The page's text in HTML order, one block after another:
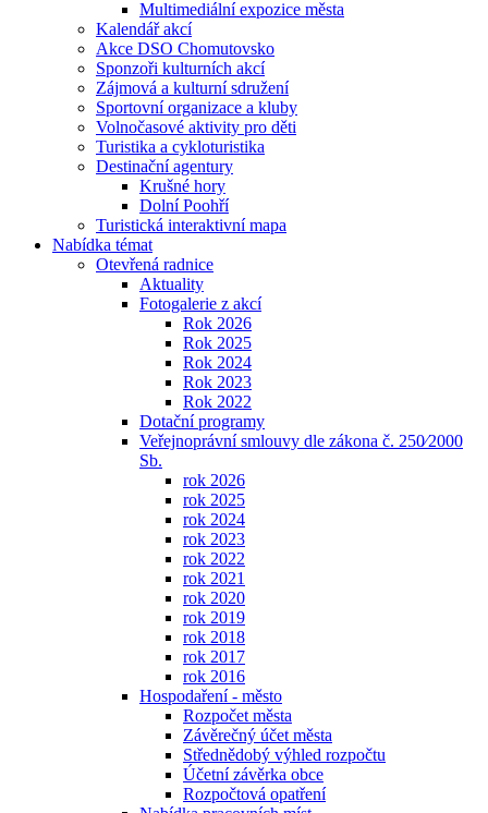
Multimediální expozice města
Kalendář akcí
Akce DSO Chomutovsko
Sponzoři kulturních akcí
Zájmová a kulturní sdružení
Sportovní organizace a kluby
Volnočasové aktivity pro děti
Turistika a cykloturistika
Destinační agentury
Krušné hory
Dolní Poohří
Turistická interaktivní mapa
Nabídka témat
Otevřená radnice
Aktuality
Fotogalerie z akcí
Rok 2026
Rok 2025
Rok 2024
Rok 2023
Rok 2022
Dotační programy
Veřejnoprávní smlouvy dle zákona č. 250⁄2000
Sb.
rok 2026
rok 2025
rok 2024
rok 2023
rok 2022
rok 2021
rok 2020
rok 2019
rok 2018
rok 2017
rok 2016
Hospodaření - město
Rozpočet města
Závěrečný účet města
Střednědobý výhled rozpočtu
Účetní závěrka obce
Rozpočtová opatření